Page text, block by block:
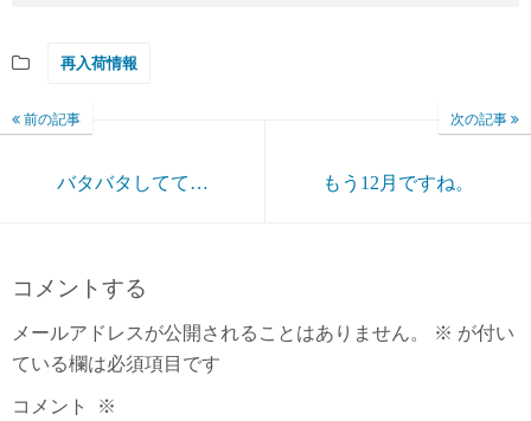
再入荷情報
前の記事
バタバタしてて…
次の記事
もう12月ですね。
コメントする
メールアドレスが公開されることはありません。 ※ が付い
ている欄は必須項目です
コメント ※